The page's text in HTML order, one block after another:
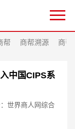
帮 商帮溯源 商帮
中国CIPS系
世界商人网综合